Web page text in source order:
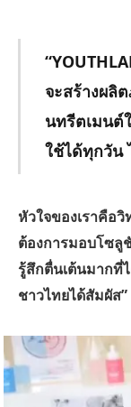
จะสร้างผลิ
นทรีตเมนต์
ใช้ได้ทุกวัน
หัวใจของเราคื
ต้องการมอบโซลู
รู้สึกตื่นเต้นมากที่
ชาวไทยได้สัมผัส”